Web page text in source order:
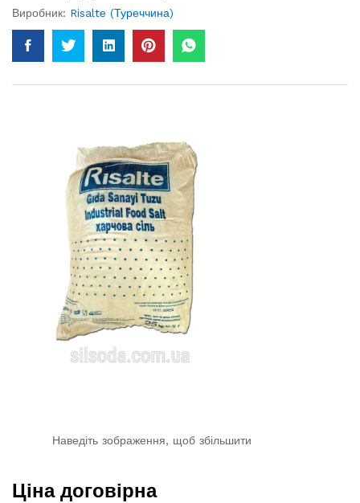
Виробник: Risalte (Туреччина)
Наведіть зображення, щоб збільшити
Ціна договірна